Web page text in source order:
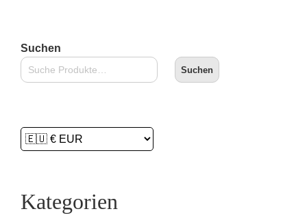
Suchen
Suchen
Kategorien